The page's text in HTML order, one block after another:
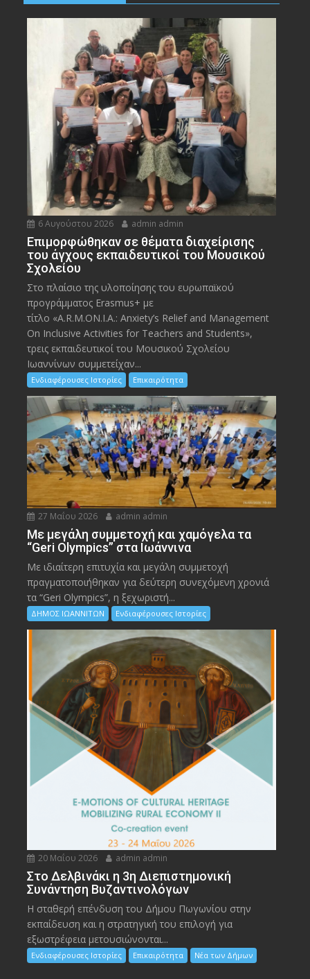
6 Αυγούστου 2026 admin admin
Eπιμορφώθηκαν σε θέματα διαχείρισης
του άγχους εκπαιδευτικοί του Μουσικού
Σχολείου
Στο πλαίσιο της υλοποίησης του ευρωπαϊκού
προγράμματος Erasmus+ με
τίτλο «A.R.M.ON.I.A.: Anxiety’s Relief and Management
On Inclusive Activities for Teachers and Students»,
τρεις εκπαιδευτικοί του Μουσικού Σχολείου
Ιωαννίνων συμμετείχαν...
Ενδιαφέρουσες Ιστορίες Επικαιρότητα
27 Μαΐου 2026 admin admin
Με μεγάλη συμμετοχή και χαμόγελα τα
“Geri Olympics” στα Ιωάννινα
Με ιδιαίτερη επιτυχία και μεγάλη συμμετοχή
πραγματοποιήθηκαν για δεύτερη συνεχόμενη χρονιά
τα “Geri Olympics”, η ξεχωριστή...
ΔΗΜΟΣ ΙΩΑΝΝΙΤΩΝ Ενδιαφέρουσες Ιστορίες
20 Μαΐου 2026 admin admin
Στο Δελβινάκι η 3η Διεπιστημονική
Συνάντηση Βυζαντινολόγων
Η σταθερή επένδυση του Δήμου Πωγωνίου στην
εκπαίδευση και η στρατηγική του επιλογή για
εξωστρέφεια μετουσιώνονται...
Ενδιαφέρουσες Ιστορίες Επικαιρότητα Νέα των Δήμων